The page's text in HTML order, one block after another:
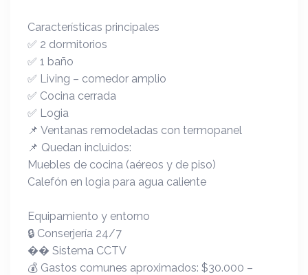
Características principales
✅ 2 dormitorios
✅ 1 baño
✅ Living – comedor amplio
✅ Cocina cerrada
✅ Logia
📌 Ventanas remodeladas con termopanel
📌 Quedan incluidos:
Muebles de cocina (aéreos y de piso)
Calefón en logia para agua caliente
Equipamiento y entorno
🔒 Conserjería 24/7
�� Sistema CCTV
💰 Gastos comunes aproximados: $30.000 –